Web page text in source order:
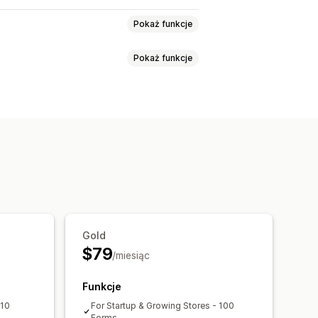
Pokaż funkcje
Pokaż funkcje
Gold
$79/miesiąc
Funkcje
For Startup & Growing Stores - 100